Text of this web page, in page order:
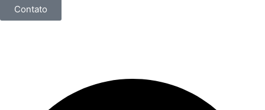
Contato